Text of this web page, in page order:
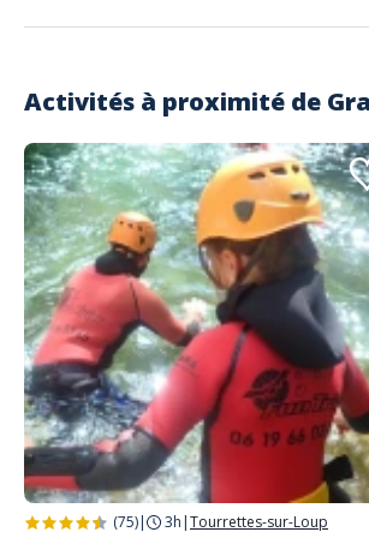
Activités à proximité de
(75)| 3h |Tourrettes-sur-Loup